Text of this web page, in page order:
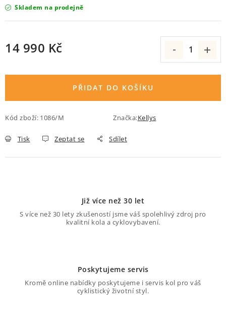
Půjčovna historických kol
Skladem na prodejně
14 990 Kč
PŘIDAT DO KOŠÍKU
Kód zboží: 1086/M Značka:Kellys
Tisk Zeptat se Sdílet
Již více než 30 let
S více než 30 lety zkušeností jsme váš spolehlivý zdroj pro
kvalitní kola a cyklovybavení.
Poskytujeme servis
Kromě online nabídky poskytujeme i servis kol pro váš
cyklistický životní styl.